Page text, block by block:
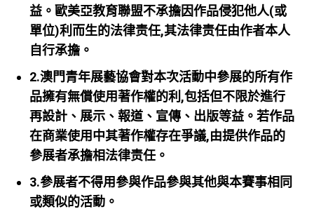
益。歐美亞教育聯盟不承擔因作品侵犯他人(或
單位)利而生的法律责任,其法律责任由作者本人
自行承擔。
2.澳門青年展藝協會對本次活動中參展的所有作
品擁有無償使用著作權的利,包括但不限於進行
再設計、展示、報道、宣傳、出版等益。若作品
在商業使用中其著作權存在爭議,由提供作品的
參展者承擔相法律责任。
3.參展者不得用參與作品參與其他與本賽事相同
或類似的活動。